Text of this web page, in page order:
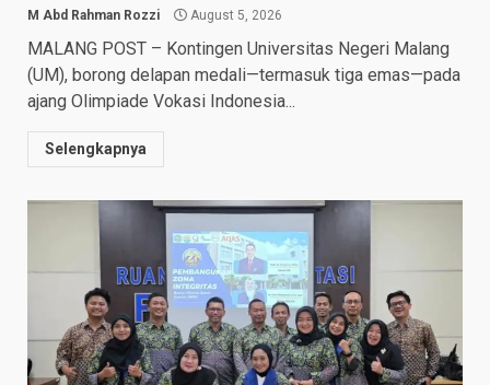
M Abd Rahman Rozzi August 5, 2026
MALANG POST – Kontingen Universitas Negeri Malang
(UM), borong delapan medali—termasuk tiga emas—pada
ajang Olimpiade Vokasi Indonesia...
Selengkapnya